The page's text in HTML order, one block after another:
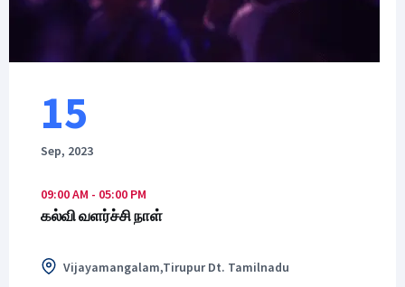
15
Sep, 2023
09:00 AM - 05:00 PM
கல்வி வளர்ச்சி நாள்
Vijayamangalam,Tirupur Dt. Tamilnadu